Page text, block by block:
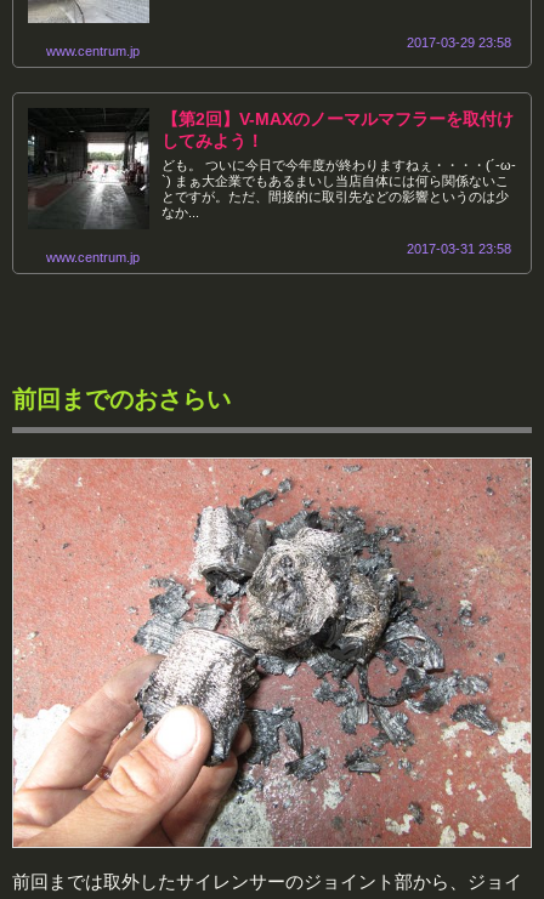
www.centrum.jp
2017-03-29 23:58
【第2回】V-MAXのノーマルマフラーを取付け
してみよう！
ども。 ついに今日で今年度が終わりますねぇ・・・・(´-ω-
`) まぁ大企業でもあるまいし当店自体には何ら関係ないこ
とですが。ただ、間接的に取引先などの影響というのは少
なか...
www.centrum.jp
2017-03-31 23:58
前回までのおさらい
前回までは取外したサイレンサーのジョイント部から、ジョイ